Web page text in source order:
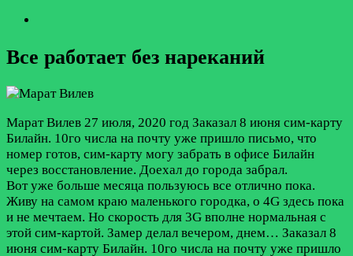
Все работает без нареканий
Марат Вилев 27 июля, 2020 год Заказал 8 июня сим-карту
Билайн. 10го числа на почту уже пришло письмо, что
номер готов, сим-карту могу забрать в офисе Билайн
через восстановление. Доехал до города забрал.
Вот уже больше месяца пользуюсь все отлично пока.
Живу на самом краю маленького городка, о 4G здесь пока
и не мечтаем. Но скорость для 3G вполне нормальная с
этой сим-картой. Замер делал вечером, днем… Заказал 8
июня сим-карту Билайн. 10го числа на почту уже пришло